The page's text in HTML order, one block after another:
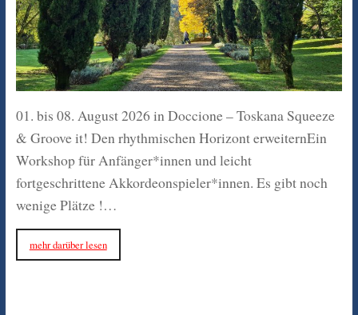
01. bis 08. August 2026 in Doccione – Toskana Squeeze
& Groove it! Den rhythmischen Horizont erweiternEin
Workshop für Anfänger*innen und leicht
fortgeschrittene Akkordeonspieler*innen. Es gibt noch
wenige Plätze !…
mehr darüber lesen